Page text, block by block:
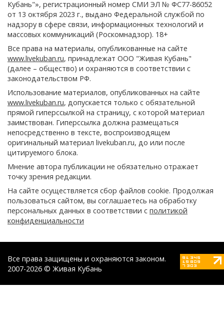
Кубань"», регистрационный номер СМИ ЭЛ № ФС77-86052
от 13 октября 2023 г., выдано Федеральной службой по
надзору в сфере связи, информационных технологий и
массовых коммуникаций (Роскомнадзор). 18+
Все права на материалы, опубликованные на сайте
www.livekuban.ru, принадлежат ООО "Живая Кубань"
(далее – общество) и охраняются в соответствии с
законодательством РФ.
Использование материалов, опубликованных на сайте
www.livekuban.ru, допускается только с обязательной
прямой гиперссылкой на страницу, с которой материал
заимствован. Гиперссылка должна размещаться
непосредственно в тексте, воспроизводящем
оригинальный материал livekuban.ru, до или после
цитируемого блока.
Мнение автора публикации не обязательно отражает
точку зрения редакции.
На сайте осуществляется сбор файлов cookie. Продолжая
пользоваться сайтом, вы соглашаетесь на обработку
персональных данных в соответствии с политикой
конфиденциальности
Все права защищены и охраняются законом.
2007-2026 © Живая Кубань